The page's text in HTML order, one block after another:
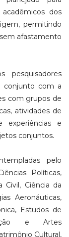
dos
permitindo
afastamento
pesquisadores
conjunto com a
com grupos de
atividades de
experiências e
conjuntos.
pelo
Políticas,
Civil, Ciência da
Aeronáuticas,
Estudos de
e Artes
Cultural,